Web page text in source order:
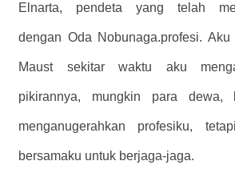
Elnarta, pendeta yang telah
dengan Oda Nobunaga.profesi.
Maust sekitar waktu aku
pikirannya, mungkin para dewa,
menganugerahkan profesiku,
bersamaku untuk berjaga-jaga.